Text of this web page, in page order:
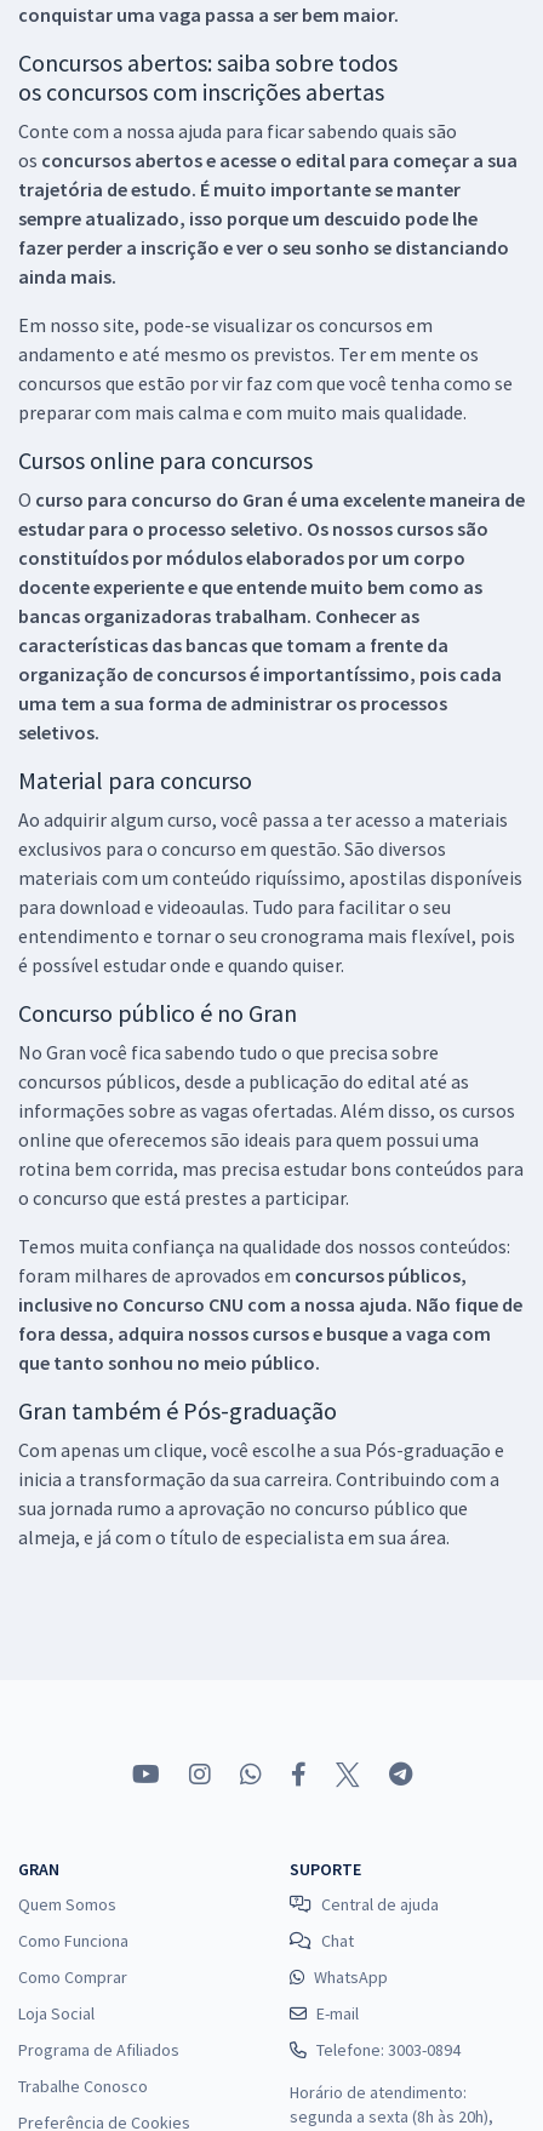
conquistar uma vaga passa a ser bem maior.
Concursos abertos: saiba sobre todos
os concursos com inscrições abertas
Conte com a nossa ajuda para ficar sabendo quais são
os concursos abertos e acesse o edital para começar a sua
trajetória de estudo. É muito importante se manter
sempre atualizado, isso porque um descuido pode lhe
fazer perder a inscrição e ver o seu sonho se distanciando
ainda mais.
Em nosso site, pode-se visualizar os concursos em
andamento e até mesmo os previstos. Ter em mente os
concursos que estão por vir faz com que você tenha como se
preparar com mais calma e com muito mais qualidade.
Cursos online para concursos
O curso para concurso do Gran é uma excelente maneira de
estudar para o processo seletivo. Os nossos cursos são
constituídos por módulos elaborados por um corpo
docente experiente e que entende muito bem como as
bancas organizadoras trabalham. Conhecer as
características das bancas que tomam a frente da
organização de concursos é importantíssimo, pois cada
uma tem a sua forma de administrar os processos
seletivos.
Material para concurso
Ao adquirir algum curso, você passa a ter acesso a materiais
exclusivos para o concurso em questão. São diversos
materiais com um conteúdo riquíssimo, apostilas disponíveis
para download e videoaulas. Tudo para facilitar o seu
entendimento e tornar o seu cronograma mais flexível, pois
é possível estudar onde e quando quiser.
Concurso público é no Gran
No Gran você fica sabendo tudo o que precisa sobre
concursos públicos, desde a publicação do edital até as
informações sobre as vagas ofertadas. Além disso, os cursos
online que oferecemos são ideais para quem possui uma
rotina bem corrida, mas precisa estudar bons conteúdos para
o concurso que está prestes a participar.
Temos muita confiança na qualidade dos nossos conteúdos:
foram milhares de aprovados em concursos públicos,
inclusive no Concurso CNU com a nossa ajuda. Não fique de
fora dessa, adquira nossos cursos e busque a vaga com
que tanto sonhou no meio público.
Gran também é Pós-graduação
Com apenas um clique, você escolhe a sua Pós-graduação e
inicia a transformação da sua carreira. Contribuindo com a
sua jornada rumo a aprovação no concurso público que
almeja, e já com o título de especialista em sua área.
GRAN
Quem Somos
Como Funciona
Como Comprar
Loja Social
Programa de Afiliados
Trabalhe Conosco
Preferência de Cookies
SUPORTE
Central de ajuda
Chat
WhatsApp
E-mail
Telefone: 3003-0894
Horário de atendimento:
segunda a sexta (8h às 20h),